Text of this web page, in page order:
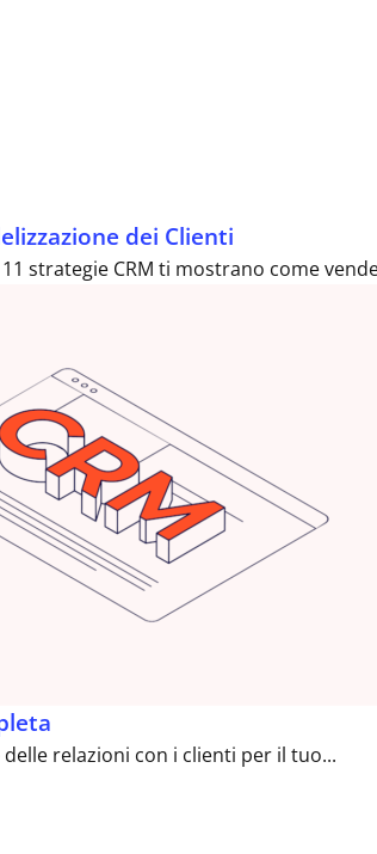
dei Clienti
strategie CRM ti mostrano come
relazioni con i clienti per il tuo...